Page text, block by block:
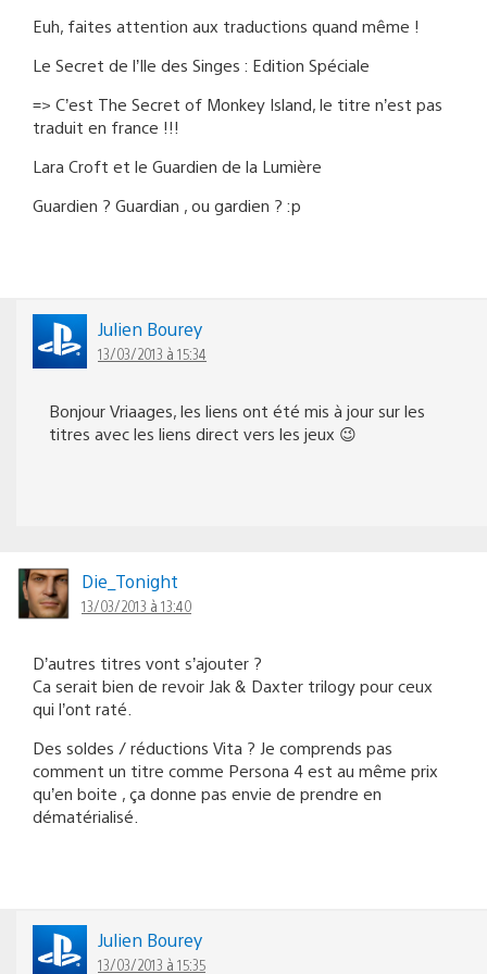
Euh, faites attention aux traductions quand même !
Le Secret de l’Ile des Singes : Edition Spéciale
=> C’est The Secret of Monkey Island, le titre n’est pas
traduit en france !!!
Lara Croft et le Guardien de la Lumière
Guardien ? Guardian , ou gardien ? :p
Julien Bourey
13/03/2013 à 15:34
Bonjour Vriaages, les liens ont été mis à jour sur les
titres avec les liens direct vers les jeux 😉
Die_Tonight
13/03/2013 à 13:40
D’autres titres vont s’ajouter ?
Ca serait bien de revoir Jak & Daxter trilogy pour ceux
qui l’ont raté.
Des soldes / réductions Vita ? Je comprends pas
comment un titre comme Persona 4 est au même prix
qu’en boite , ça donne pas envie de prendre en
dématérialisé.
Julien Bourey
13/03/2013 à 15:35